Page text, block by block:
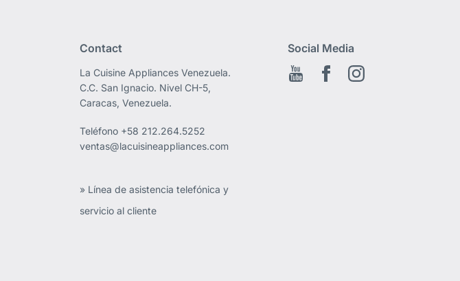
Contact
La Cuisine Appliances Venezuela.
C.C. San Ignacio. Nivel CH-5,
Caracas, Venezuela.
Teléfono +58 212.264.5252
ventas@lacuisineappliances.com
» Línea de asistencia telefónica y
servicio al cliente
Social Media
Youtube Facebook